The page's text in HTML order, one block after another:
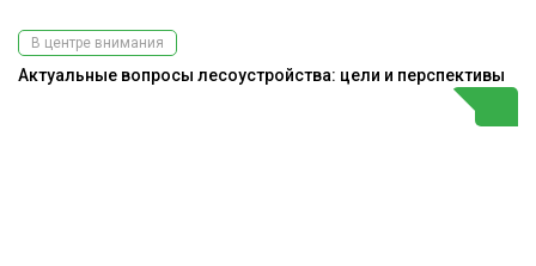
В центре внимания
Актуальные вопросы лесоустройства: цели и перспективы